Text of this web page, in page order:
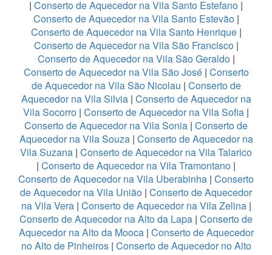
| Conserto de Aquecedor na Vila Santo Estefano |
Conserto de Aquecedor na Vila Santo Estevão|
Conserto de Aquecedor na Vila Santo Henrique|
Conserto de Aquecedor na Vila São Francisco|
Conserto de Aquecedor na Vila São Geraldo|
Conserto de Aquecedor na Vila São José| Conserto
de Aquecedor na Vila São Nicolau | Conserto de
Aquecedor na Vila Silvia| Conserto de Aquecedor na
Vila Socorro | Conserto de Aquecedor na Vila Sofia |
Conserto de Aquecedor na Vila Sonia | Conserto de
Aquecedor na Vila Souza| Conserto de Aquecedor na
Vila Suzana | Conserto de Aquecedor na Vila Talarico
| Conserto de Aquecedor na Vila Tramontano |
Conserto de Aquecedor na Vila Uberabinha | Conserto
de Aquecedor na Vila União | Conserto de Aquecedor
na Vila Vera| Conserto de Aquecedor na Vila Zelina|
Conserto de Aquecedor na Alto da Lapa | Conserto de
Aquecedor na Alto da Mooca| Conserto de Aquecedor
no Alto de Pinheiros| Conserto de Aquecedor no Alto